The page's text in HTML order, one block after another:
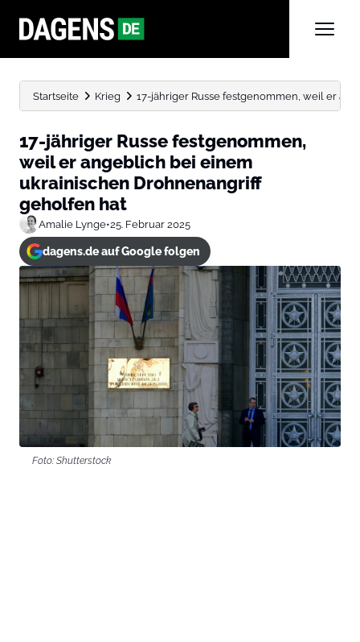
Startseite Krieg 17-jähriger Russe festgenommen, weil er
17-jähriger Russe festgenommen,
weil er angeblich bei einem
ukrainischen Drohnenangriff
geholfen hat
Amalie Lynge•25. Februar 2025
dagens.de auf Google folgen
Foto: Shutterstock